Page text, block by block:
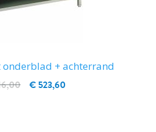
+ achterrand
€ 523,60